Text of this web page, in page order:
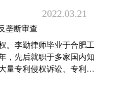
21
2022.03
垄断审查
。李勤律师毕业于合肥工
，先后就职于多家国内知
量专利侵权诉讼、专利无